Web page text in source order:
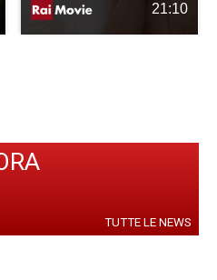
21:10
TUTTE LE NEWS